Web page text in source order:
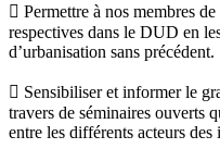
 Permettre à nos membres
respectives dans le DUD en
d’urbanisation sans précédent.
 Sensibiliser et informer le
travers de séminaires ouverts
entre les différents acteurs